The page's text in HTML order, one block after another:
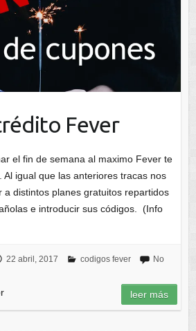
Fever
el fin de semana al maximo Fever te
Al igual que las anteriores tracas nos
a distintos planes gratuitos repartidos
e introducir sus códigos. (Info
22 abril, 2017 codigos fever
No
leer más